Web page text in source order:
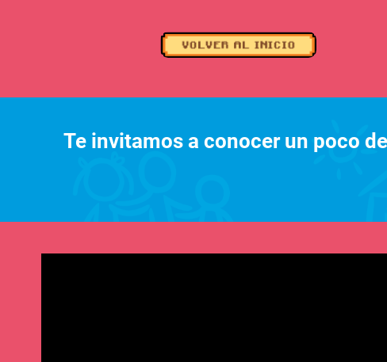
Te invitamos a conocer un poco